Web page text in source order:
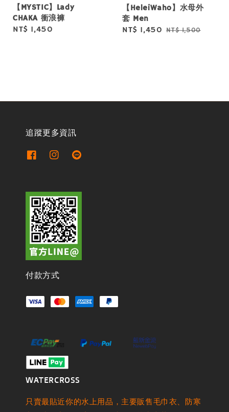
【MYSTIC】Lady
CHAKA 衝浪褲
Regular
NT$ 1,450
【HeleiWaho】水母外
套 Men
Sale
NT$ 1,450 Regular
NT$ 1,500
追蹤更多資訊
付款方式
WATERCROSS
只賣最貼近你的水上用品，主要販售毛巾衣、防寒